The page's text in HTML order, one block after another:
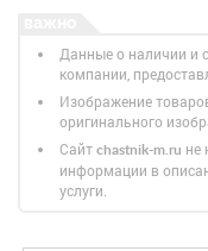
Данные о наличии и
компании,
Изображение
оригинального
Сайт chastnik-m.ru не
информации в
услуги.